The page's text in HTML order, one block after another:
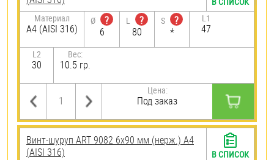
Материал
A4 (AISI 316)
Ø
?
6
L
?
80
S
?
*
L1
47
L2
30
Вес:
10.5 гр.
Цена:
Под заказ
Винт-шуруп ART 9082 6х90 мм (нерж.) A4
(AISI 316)
В СПИСОК